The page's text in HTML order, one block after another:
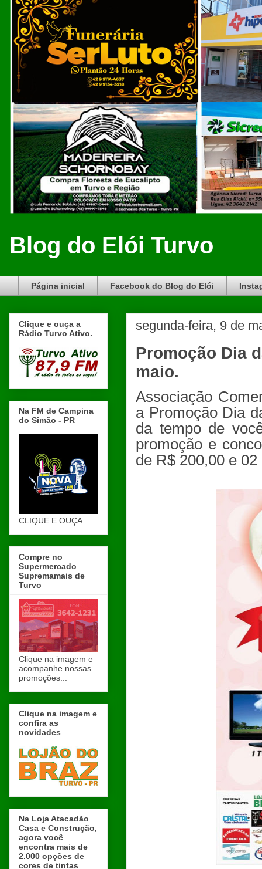
Blog do Elói Turvo
Página inicial Facebook do Blog do Elói
segunda-feira, 9 de
Promoção Dia
maio.
Associação
a Promoção Dia
da tempo de
promoção e
de R$ 200,00 e
Clique e ouça a
Rádio Turvo Ativo.
Na FM de Campina
do Simão - PR
CLIQUE E OUÇA...
Compre no
Supermercado
Supremamais de
Turvo
Clique na imagem e
acompanhe nossas
promoções...
Clique na imagem e
confira as
novidades
Na Loja Atacadão
Casa e Construção,
agora você
encontra mais de
2.000 opções de
cores de tintas